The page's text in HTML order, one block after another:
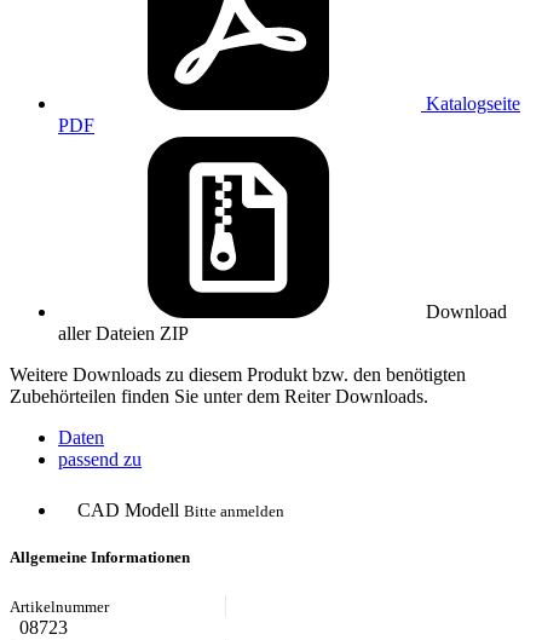
Katalogseite
PDF
Download
aller Dateien ZIP
Weitere Downloads zu diesem Produkt bzw. den benötigten
Zubehörteilen finden Sie unter dem Reiter Downloads.
Daten
passend zu
CAD Modell Bitte anmelden
Allgemeine Informationen
08723